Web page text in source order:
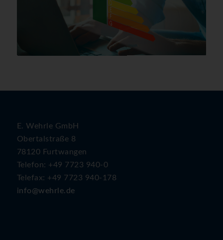
E. Wehrle GmbH
Obertalstraße 8
78120 Furtwangen
Telefon: +49 7723 940-0
Telefax: +49 7723 940-178
info@wehrle.de